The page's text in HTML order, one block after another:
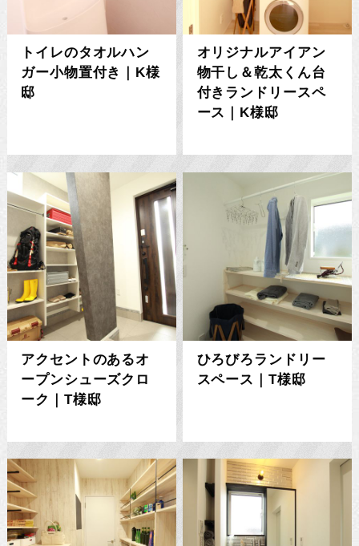
トイレのタオルハン
ガー小物置付き｜K様
邸
オリジナルアイアン
物干し＆乾太くん台
付きランドリースペ
ース｜K様邸
アクセントのあるオ
ープンシューズクロ
ーク｜T様邸
ひろびろランドリー
スペース｜T様邸